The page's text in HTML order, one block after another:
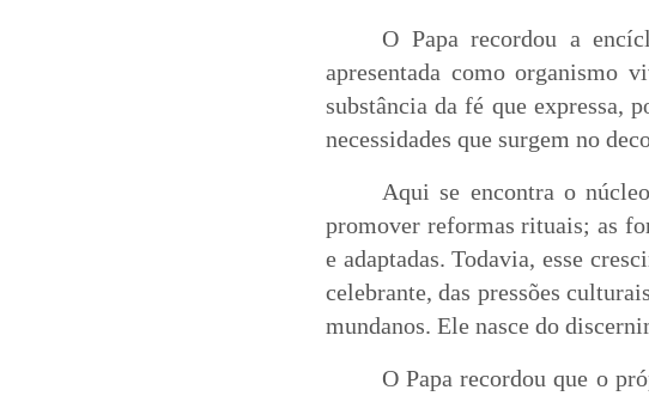
O Papa recordou a
apresentada como organismo
substância da fé que expressa,
necessidades que surgem no
Aqui se encontra o
promover reformas rituais; as
e adaptadas. Todavia, esse
celebrante, das pressões
mundanos. Ele nasce do
O Papa recordou que o